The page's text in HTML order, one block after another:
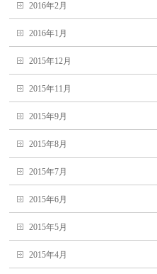
2016年2月
2016年1月
2015年12月
2015年11月
2015年9月
2015年8月
2015年7月
2015年6月
2015年5月
2015年4月